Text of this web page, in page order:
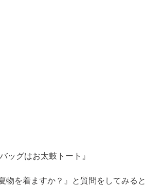
ッグはお太鼓トート 』
物を着ますか？』と質問をしてみると